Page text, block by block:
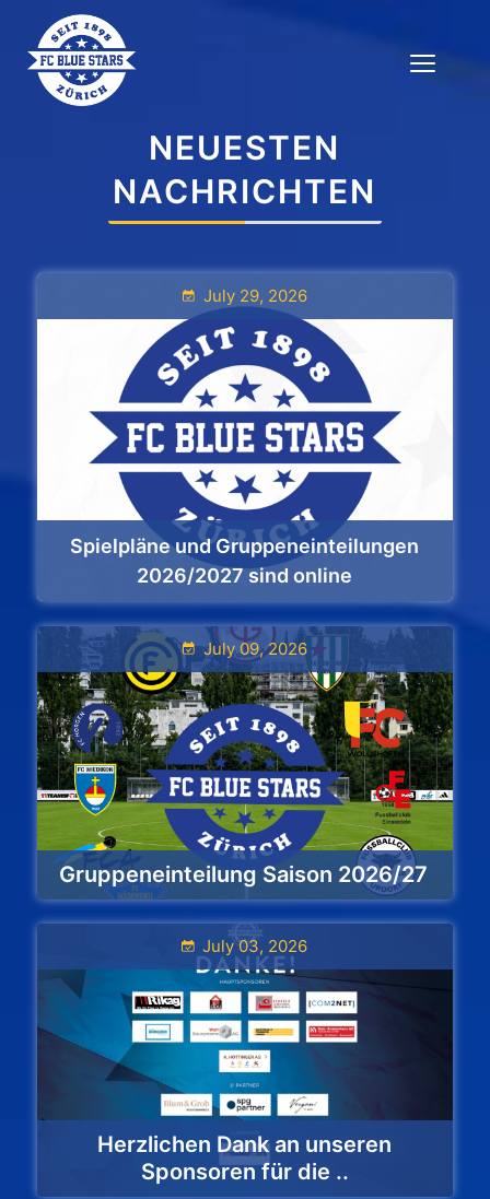
NEUESTEN
NACHRICHTEN
July 29, 2026
Spielpläne und Gruppeneinteilungen
2026/2027 sind online
July 09, 2026
Gruppeneinteilung Saison 2026/27
July 03, 2026
Herzlichen Dank an unseren
Sponsoren für die ..